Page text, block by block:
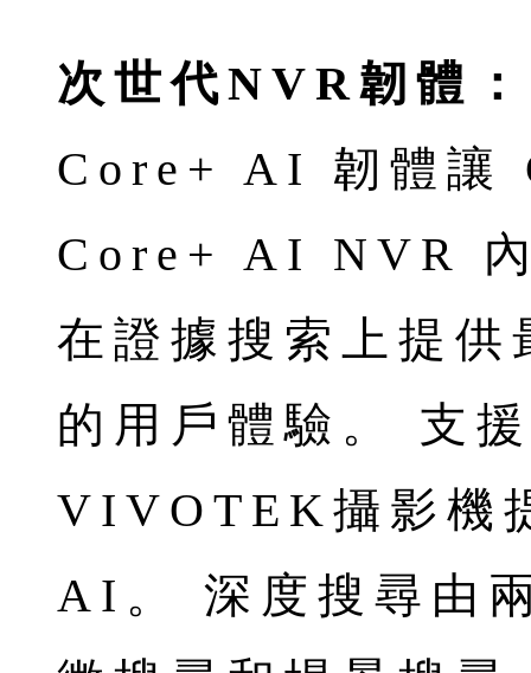
次世代NVR韌體
Core+ AI 韌體讓
Core+ AI NVR
在證據搜索上提
的用戶體驗。 支
VIVOTEK攝影機
AI。 深度搜尋由